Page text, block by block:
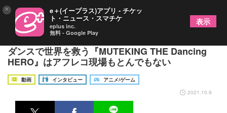
真白健太朗・江口拓也・日野聡インタビュー 歌と
ダンスで世界を救う『MUTEKING THE Dancing
HERO』はアフレコ現場もとんでもない
動画 インタビュー
アニメ/ゲーム
2021.10.9
× e＋(イープラス)アプリ - チケッ
ト・ニュース・スマチケ
eplus inc.
無料 - Google Play
表示